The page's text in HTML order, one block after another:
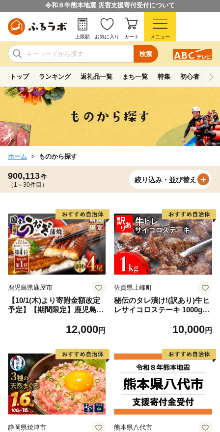
令和８年熊本地震 災害支援寄付受付について
検索
上限額 お気に入り カート メニュー
トップ ランキング 返礼品一覧 まち一覧 特集 初心者ガイド
ホーム ものから探す
900,113件
（1～30件目）
絞り込み・並び替え
鹿児島県鹿屋市
【10/1(木)より寄附金額改定
予定】【期間限定】鹿児島県
12,000円
佐賀県上峰町
秘伝のタレ漬け!(訳あり)牛ヒ
レサイコロステーキ 1000g
10,000円
静岡県焼津市 熊本県八代市